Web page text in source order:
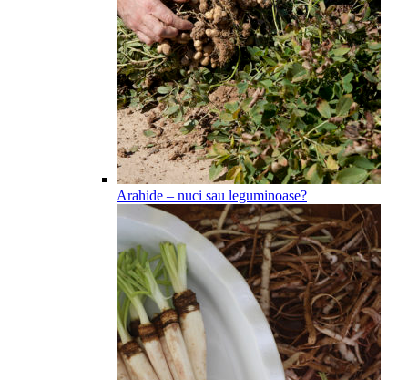
Arahide – nuci sau leguminoase?